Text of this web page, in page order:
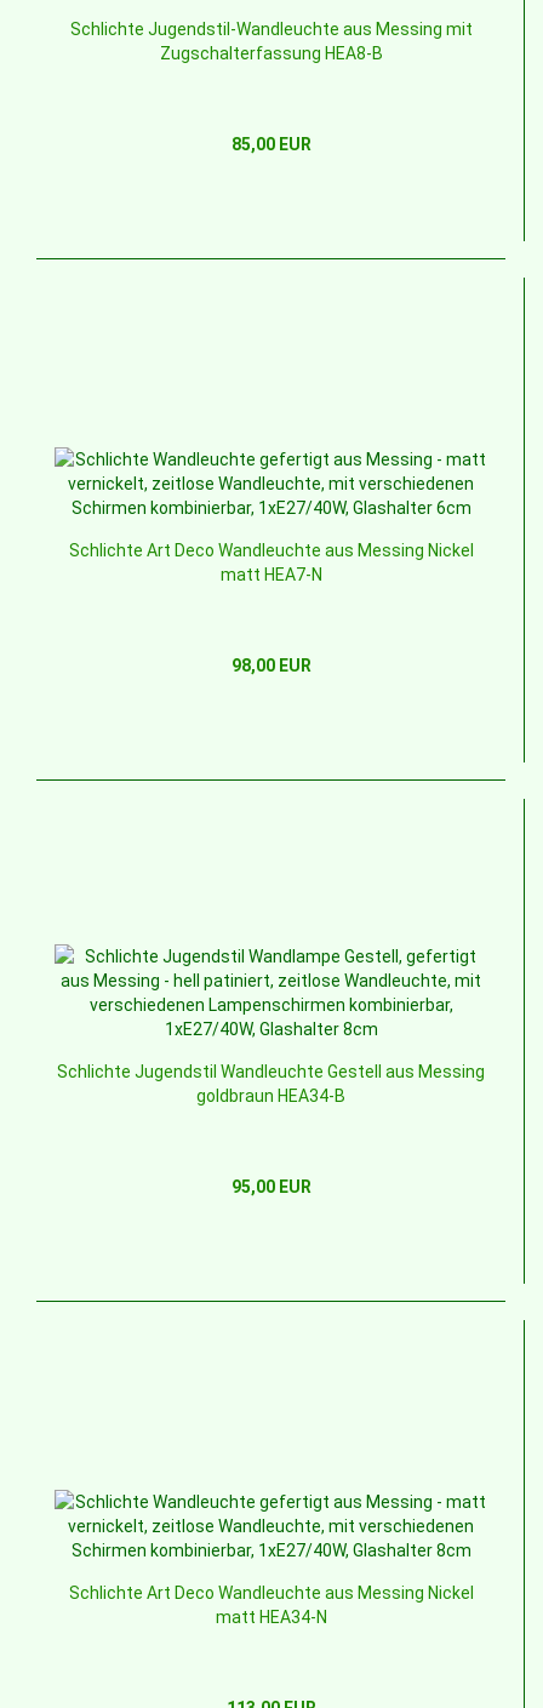
Schlichte Jugendstil-Wandleuchte aus Messing mit
Zugschalterfassung HEA8-B
85,00 EUR
Schlichte Art Deco Wandleuchte aus Messing Nickel
matt HEA7-N
98,00 EUR
Schlichte Jugendstil Wandleuchte Gestell aus Messing
goldbraun HEA34-B
95,00 EUR
Schlichte Art Deco Wandleuchte aus Messing Nickel
matt HEA34-N